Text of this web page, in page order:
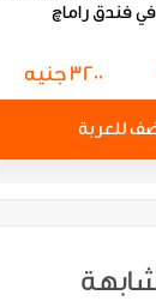
في فندق راماچ
3200 جنيه
للعربة